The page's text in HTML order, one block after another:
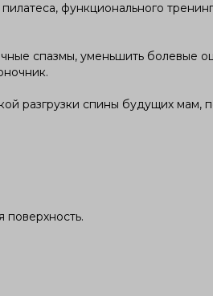
функционального
спазмы, уменьшить болевые
разгрузки спины будущих мам,
поверхность.